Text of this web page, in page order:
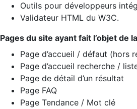
Outils pour développeurs
Validateur HTML du W3C.
Pages du site ayant fait l’objet de
Page d’accueil / défaut (hors
Page d’accueil recherche /
Page de détail d’un résultat
Page FAQ
Page Tendance / Mot clé